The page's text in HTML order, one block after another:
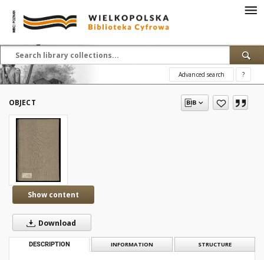
Advanced search ?
OBJECT
Show content
Download
DESCRIPTION INFORMATION STRUCTURE